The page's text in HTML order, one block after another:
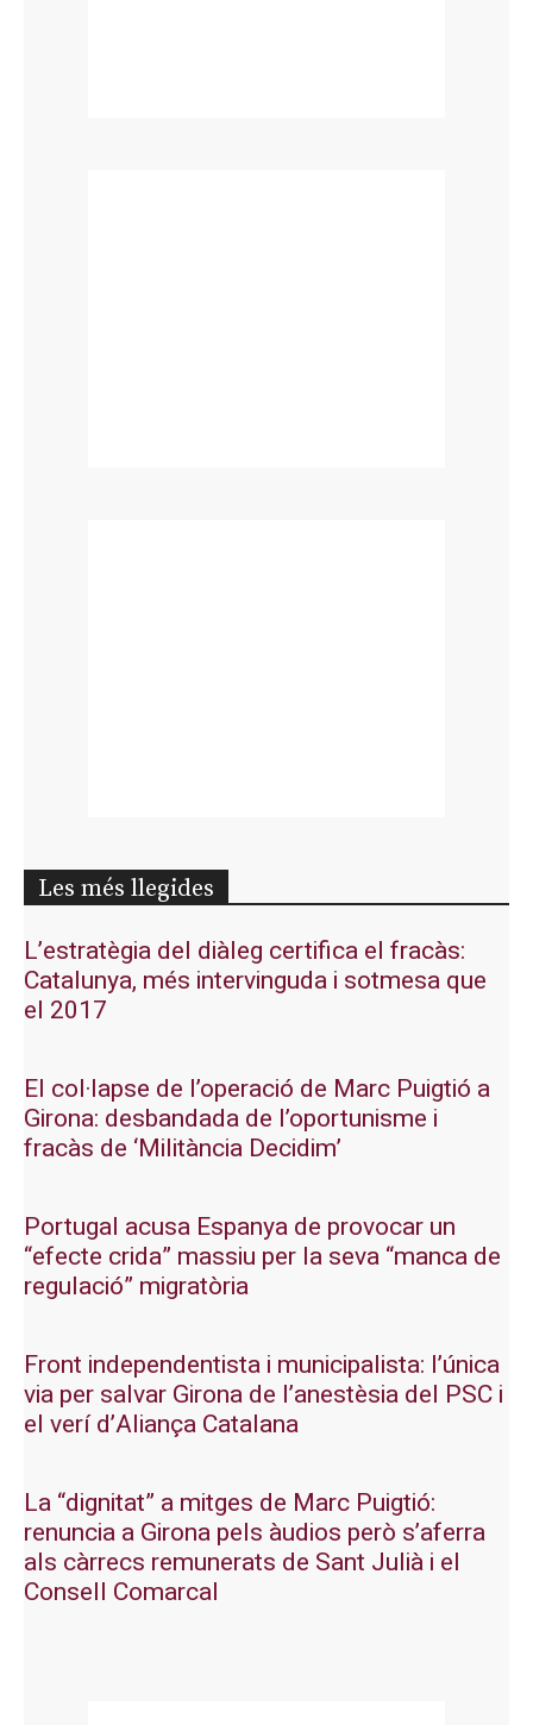
Les més llegides
L’estratègia del diàleg certifica el fracàs:
Catalunya, més intervinguda i sotmesa que
el 2017
El col·lapse de l’operació de Marc Puigtió a
Girona: desbandada de l’oportunisme i
fracàs de ‘Militància Decidim’
Portugal acusa Espanya de provocar un
“efecte crida” massiu per la seva “manca de
regulació” migratòria
Front independentista i municipalista: l’única
via per salvar Girona de l’anestèsia del PSC i
el verí d’Aliança Catalana
La “dignitat” a mitges de Marc Puigtió:
renuncia a Girona pels àudios però s’aferra
als càrrecs remunerats de Sant Julià i el
Consell Comarcal